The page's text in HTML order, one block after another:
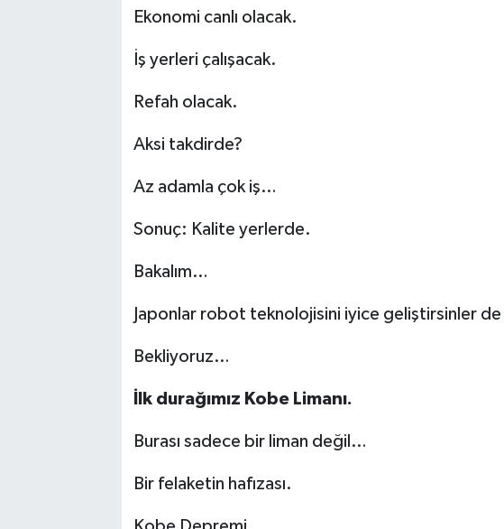
Ekonomi canlı olacak.
İş yerleri çalışacak.
Refah olacak.
Aksi takdirde?
Az adamla çok iş…
Sonuç: Kalite yerlerde.
Bakalım…
Japonlar robot teknolojisini iyice geliştirsinler de
Bekliyoruz…
İlk durağımız Kobe Limanı.
Burası sadece bir liman değil…
Bir felaketin hafızası.